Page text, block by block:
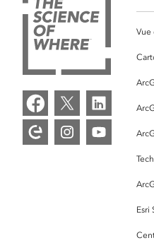
Vue
Esri